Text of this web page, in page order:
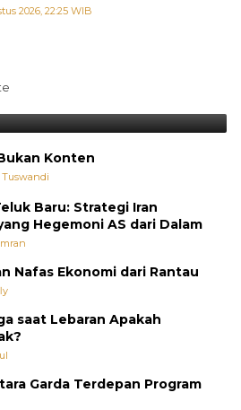
Pemko Padang
2026, 22:25 WIB
tetapi Jepang Selalu
Kejutan
Konten
Baru: Strategi Iran
Hegemoni AS dari Dalam
Nafas Ekonomi dari Rantau
saat Lebaran Apakah
Garda Terdepan Program